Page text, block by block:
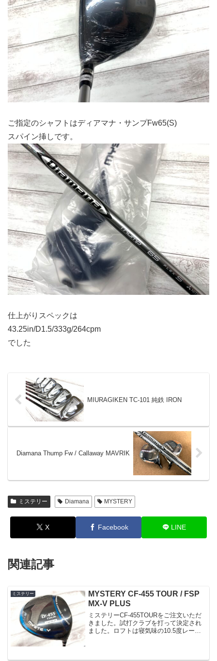
ご指定のシャフトはディアマナ・サンプFw65(S)
スパイン挿しです。
仕上がりスペックは
43.25in/D1.5/333g/264cpm
でした
MIURAGIKEN TC-101 純鉄 IRON
Diamana Thump Fw / Callaway MAVRIK
ミステリー Diamana MYSTERY
X Facebook LINE
関連記事
ミステリー
MYSTERY CF-455 TOUR / FSP
MX-V PLUS
ミステリーCF-455TOURをご注文いただ
きました。試打クラブを打って決定され
ました。ロフトは寝気味の10.5度レーザ